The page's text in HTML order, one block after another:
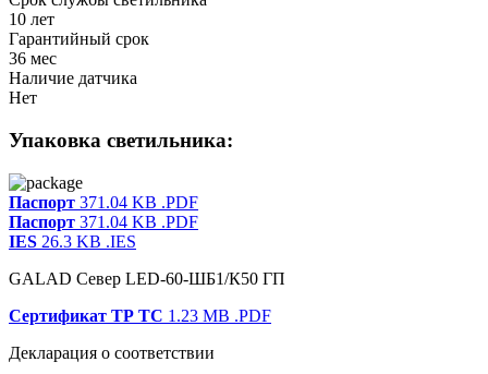
10 лет
Гарантийный срок
36 мес
Наличие датчика
Нет
Упаковка светильника:
Паспорт 371.04 KB .PDF
Паспорт 371.04 KB .PDF
IES 26.3 KB .IES
GALAD Север LED-60-ШБ1/К50 ГП
Сертификат ТР ТС 1.23 MB .PDF
Декларация о соответствии